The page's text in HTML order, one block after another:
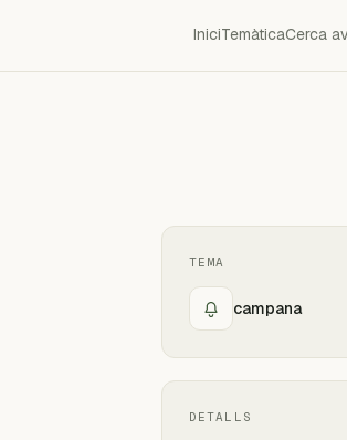
IniciTemàticaCerca
TEMA
campana
DETALLS